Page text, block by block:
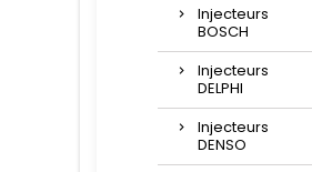
Injecteurs
BOSCH
Injecteurs
DELPHI
Injecteurs
DENSO